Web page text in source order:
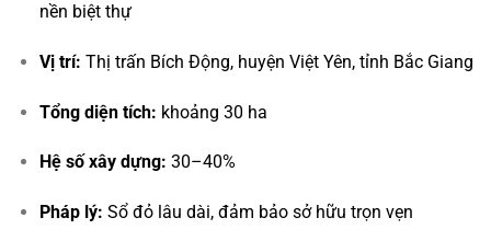
nền biệt thự
Vị trí: Thị trấn Bích Động, huyện Việt Yên, tỉnh Bắc Giang
Tổng diện tích: khoảng 30 ha
Hệ số xây dựng: 30–40%
Pháp lý: Sổ đỏ lâu dài, đảm bảo sở hữu trọn vẹn